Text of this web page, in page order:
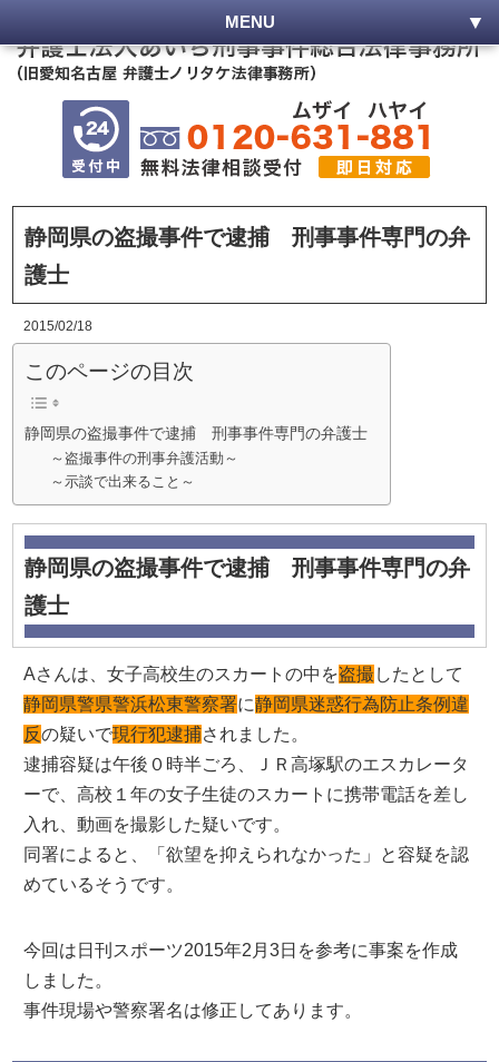
MENU
静岡県の盗撮事件で逮捕 刑事事件専門の弁
護士
2015/02/18
このページの目次
静岡県の盗撮事件で逮捕 刑事事件専門の弁護士
～盗撮事件の刑事弁護活動～
～示談で出来ること～
静岡県の盗撮事件で逮捕 刑事事件専門の弁
護士
Aさんは、女子高校生のスカートの中を盗撮 したとして
静岡県警県警浜松東警察署に静岡県迷惑行為防止条例違
反の疑いで現行犯逮捕されました。
逮捕容疑は午後０時半ごろ、ＪＲ高塚駅のエスカレータ
ーで、高校１年の女子生徒のスカートに携帯電話を差し
入れ、動画を撮影した疑いです。
同署によると、「欲望を抑えられなかった」と容疑を認
めているそうです。
今回は日刊スポーツ2015年2月3日を参考に事案を作成
しました。
事件現場や警察署名は修正してあります。